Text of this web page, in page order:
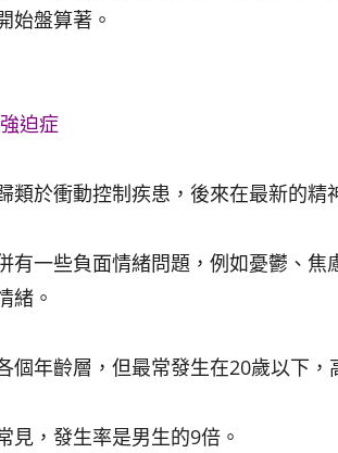
始盤算著。
迫症
類於衝動控制疾患，後來在最新的精
有一些負面情緒問題，例如憂鬱、
緒。
個年齡層，但最常發生在20歲以下
見，發生率是男生的9倍 。